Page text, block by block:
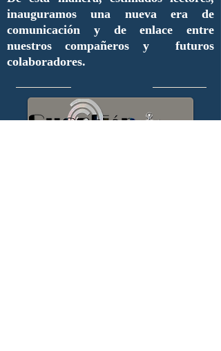
inauguramos una nueva era de
comunicación y de enlace entre
nuestros compañeros y futuros
colaboradores.